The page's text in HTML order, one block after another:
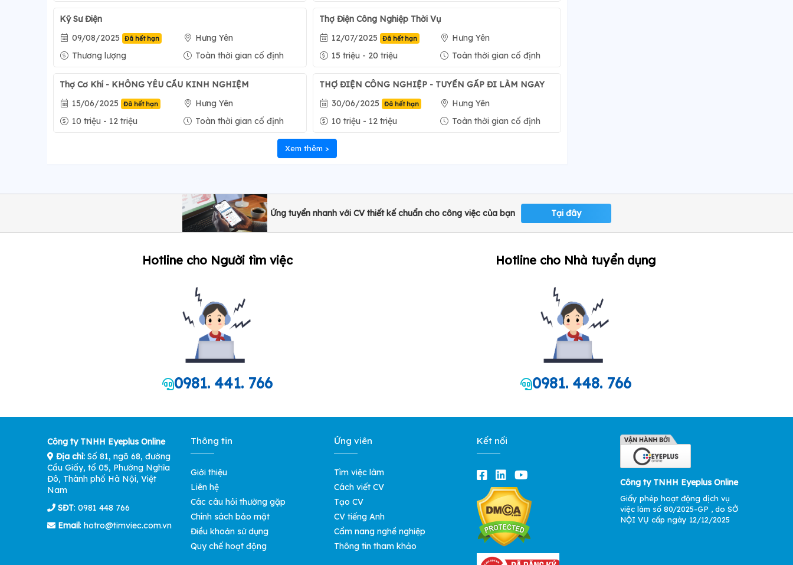
Kỹ Sư Điện
09/08/2025
Đã hết hạn
Hưng Yên
Thương lượng
Toàn thời gian cố định
Thợ Điện Công Nghiệp Thời Vụ
12/07/2025 Đã hết hạn
Hưng Yên
15 triệu - 20 triệu
Toàn thời gian cố định
Thợ Cơ Khí - KHÔNG YÊU CẦU KINH NGHIỆM
15/06/2025
Đã hết hạn
Hưng Yên
10 triệu - 12 triệu
Toàn thời gian cố định
THỢ ĐIỆN CÔNG NGHIỆP - TUYỂN GẤP ĐI LÀM NGAY
30/06/2025 Đã hết hạn
Hưng Yên
10 triệu - 12 triệu
Toàn thời gian cố định
Xem thêm >
Ứng tuyển nhanh với CV thiết kế chuẩn cho công việc của bạn Tại đây
Hotline cho Người tìm việc
0981. 441. 766
Hotline cho Nhà tuyển dụng
0981. 448. 766
Công ty TNHH Eyeplus Online
Địa chỉ: Số 81, ngõ 68, đường
Cầu Giấy, tổ 05, Phường Nghĩa
Đô, Thành phố Hà Nội, Việt
Nam
SĐT: 0981 448 766
Email: hotro@timviec.com.vn
Thông tin
Giới thiệu
Liên hệ
Các câu hỏi thường gặp
Chính sách bảo mật
Điều khoản sử dụng
Quy chế hoạt động
Ứng viên
Tìm việc làm
Cách viết CV
Tạo CV
CV tiếng Anh
Cẩm nang nghề nghiệp
Thông tin tham khảo
Kết nối
Công ty TNHH Eyeplus Online
Giấy phép hoạt động dịch vụ
việc làm số 80/2025-GP , do SỞ
NỘI VỤ cấp ngày 12/12/2025